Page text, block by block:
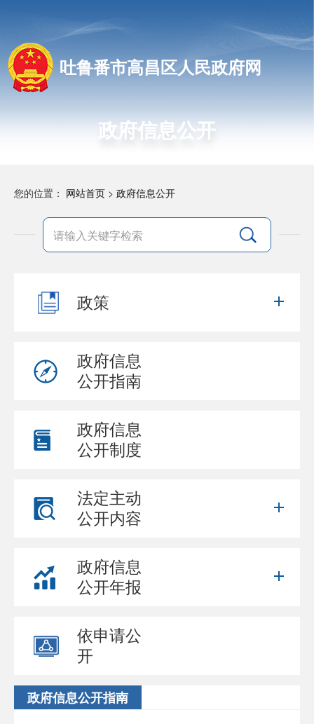
吐鲁番市高昌区人民政府网
政府信息公开
您的位置： 网站首页 > 政府信息公开
政策
政府信息
公开指南
政府信息
公开制度
法定主动
公开内容
政府信息
公开年报
依申请公
开
政府信息公开指南